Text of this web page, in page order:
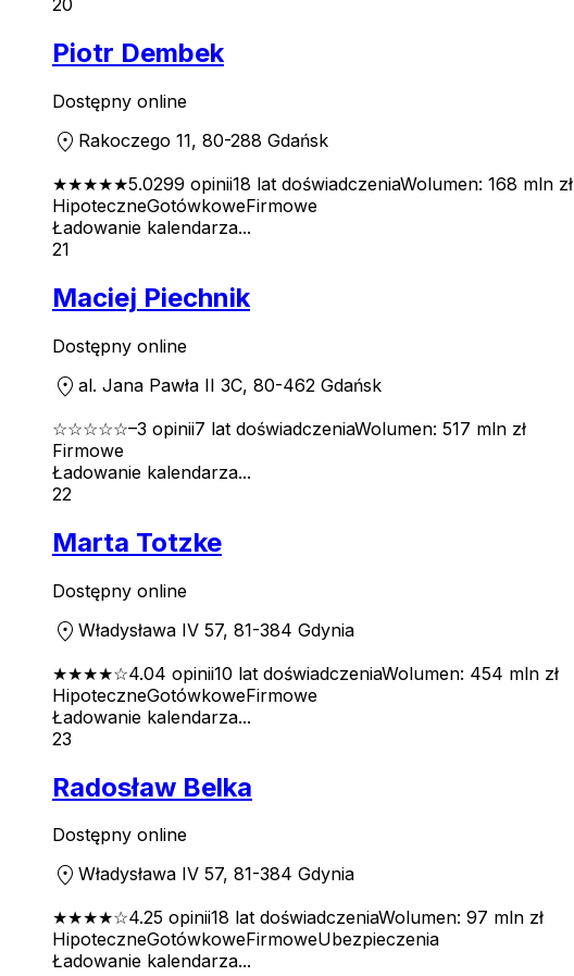
20
Piotr Dembek
Dostępny online
location_on Rakoczego 11, 80-288 Gdańsk
★★★★★5.0299 opinii18 lat doświadczeniaWolumen: 168 mln zł
HipoteczneGotówkoweFirmowe
Ładowanie kalendarza...
21
Maciej Piechnik
Dostępny online
location_on al. Jana Pawła II 3C, 80-462 Gdańsk
☆☆☆☆☆–3 opinii7 lat doświadczeniaWolumen: 517 mln zł
Firmowe
Ładowanie kalendarza...
22
Marta Totzke
Dostępny online
location_on Władysława IV 57, 81-384 Gdynia
★★★★☆4.04 opinii10 lat doświadczeniaWolumen: 454 mln zł
HipoteczneGotówkoweFirmowe
Ładowanie kalendarza...
23
Radosław Belka
Dostępny online
location_on Władysława IV 57, 81-384 Gdynia
★★★★☆4.25 opinii18 lat doświadczeniaWolumen: 97 mln zł
HipoteczneGotówkoweFirmoweUbezpieczenia
Ładowanie kalendarza...